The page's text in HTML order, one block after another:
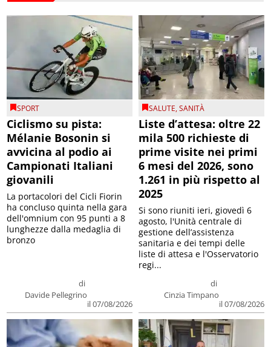
SPORT
Ciclismo su pista:
Mélanie Bosonin si
avvicina al podio ai
Campionati Italiani
giovanili
di
Davide Pellegrino
il 07/08/2026
La portacolori del Cicli Fiorin
ha concluso quinta nella gara
dell'omnium con 95 punti a 8
lunghezze dalla medaglia di
bronzo
SALUTE,SANITÀ
Liste d’attesa: oltre 22
mila 500 richieste di
prime visite nei primi
6 mesi del 2026, sono
1.261 in più rispetto al
2025
di
Cinzia Timpano
il 07/08/2026
Si sono riuniti ieri, giovedì 6
agosto, l'Unità centrale di
gestione dell’assistenza
sanitaria e dei tempi delle
liste di attesa e l'Osservatorio
regi...